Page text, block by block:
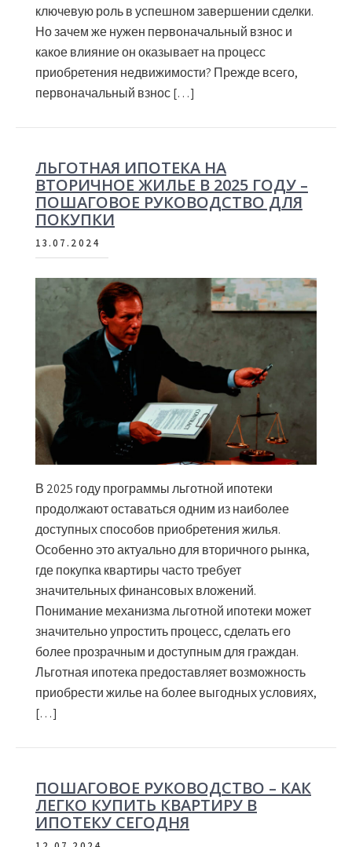
ключевую роль в успешном завершении сделки.
Но зачем же нужен первоначальный взнос и
какое влияние он оказывает на процесс
приобретения недвижимости? Прежде всего,
первоначальный взнос […]
ЛЬГОТНАЯ ИПОТЕКА НА
ВТОРИЧНОЕ ЖИЛЬЕ В 2025 ГОДУ –
ПОШАГОВОЕ РУКОВОДСТВО ДЛЯ
ПОКУПКИ
13.07.2024
В 2025 году программы льготной ипотеки
продолжают оставаться одним из наиболее
доступных способов приобретения жилья.
Особенно это актуально для вторичного рынка,
где покупка квартиры часто требует
значительных финансовых вложений.
Понимание механизма льготной ипотеки может
значительно упростить процесс, сделать его
более прозрачным и доступным для граждан.
Льготная ипотека предоставляет возможность
приобрести жилье на более выгодных условиях,
[…]
ПОШАГОВОЕ РУКОВОДСТВО – КАК
ЛЕГКО КУПИТЬ КВАРТИРУ В
ИПОТЕКУ СЕГОДНЯ